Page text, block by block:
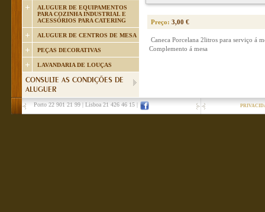
ALUGUER DE EQUIPAMENTOS
PARA COZINHA INDUSTRIAL E
ACESSÓRIOS PARA CATERING
ALUGUER DE CENTROS DE MESA
PEÇAS DECORATIVAS
LAVANDARIA DE LOUÇAS
CONSULTE AS CONDIÇÕES DE
ALUGUER
Preço: 3,00 €
Caneca Porcelana 2litros para serviço á
Complemento á mesa
Porto 22 901 21 99 Lisboa 21 426 46 15